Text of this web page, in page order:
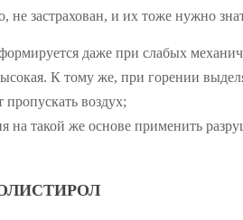
не застрахован, и их тоже нужно
даже при слабых
К тому же, при горении
воздух;
на такой же основе применить